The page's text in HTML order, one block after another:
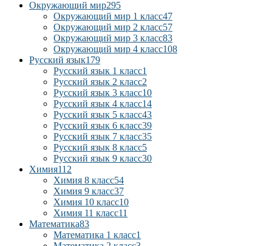
Окружающий мир295
Окружающий мир 1 класс47
Окружающий мир 2 класс57
Окружающий мир 3 класс83
Окружающий мир 4 класс108
Русский язык179
Русский язык 1 класс1
Русский язык 2 класс2
Русский язык 3 класс10
Русский язык 4 класс14
Русский язык 5 класс43
Русский язык 6 класс39
Русский язык 7 класс35
Русский язык 8 класс5
Русский язык 9 класс30
Химия112
Химия 8 класс54
Химия 9 класс37
Химия 10 класс10
Химия 11 класс11
Математика83
Математика 1 класс1